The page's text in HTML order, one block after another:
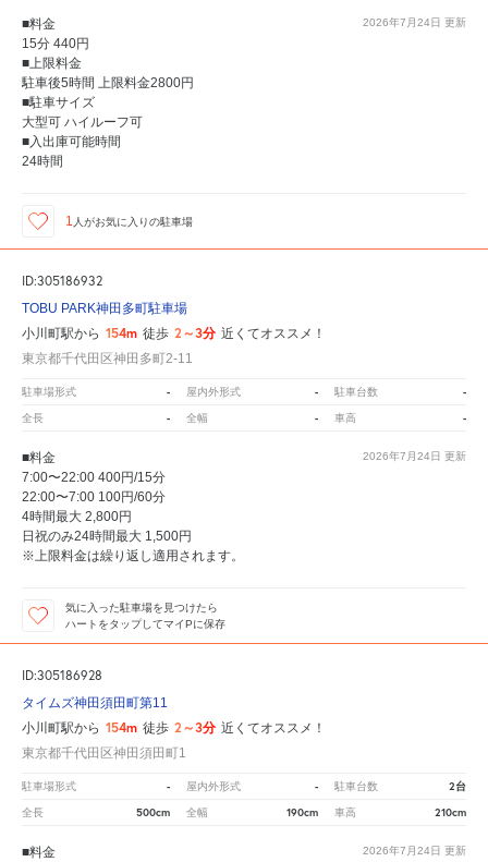
2026年7月24日 更新
■料金
15分 440円
■上限料金
駐車後5時間 上限料金2800円
■駐車サイズ
大型可 ハイルーフ可
■入出庫可能時間
24時間
1 人がお気に入りの駐車場
ID:305186932
TOBU PARK神田多町駐車場
小川町駅から 154m 徒歩 2～3分 近くてオススメ！
東京都千代田区神田多町2-11
駐車場形式 - 屋内外形式 - 駐車台数 -
全長 - 全幅 - 車高 -
2026年7月24日 更新
■料金
7:00〜22:00 400円/15分
22:00〜7:00 100円/60分
4時間最大 2,800円
日祝のみ24時間最大 1,500円
※上限料金は繰り返し適用されます。
気に入った駐車場を見つけたら
ハートをタップしてマイPに保存
ID:305186928
タイムズ神田須田町第11
小川町駅から 154m 徒歩 2～3分 近くてオススメ！
東京都千代田区神田須田町1
駐車場形式 - 屋内外形式 - 駐車台数 2台
全長 500cm 全幅 190cm 車高 210cm
2026年7月24日 更新
■料金